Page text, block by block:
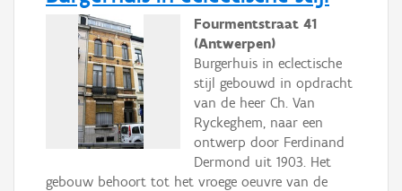
Fourmentstraat 41
(Antwerpen)
Burgerhuis in eclectische
stijl gebouwd in opdracht
van de heer Ch. Van
Ryckeghem, naar een
ontwerp door Ferdinand
Dermond uit 1903. Het
gebouw behoort tot het vroege oeuvre van de